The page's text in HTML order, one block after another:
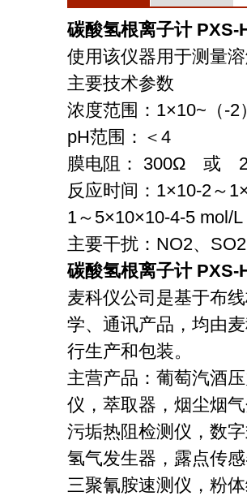
碳酸氢根离子计 PXS-
使用该仪器用于测量
主要技术参数
浓度范围：1×10~（-2
pH范围：＜4
膜电阻： 300Ω 或
反应时间：1×10-2～
1～5×10×10-4-5 mol/
主要干扰：NO2、
碳酸氢根离子计 PXS-
麦科仪公司是基于布
学、通讯产品，均由
行生产和包装。
主营产品：葡萄汽酒
仪，萃取器，烟尘烟
污垢热阻检测仪，数
氢气发生器，露点传
三聚氰胺速测仪，粉